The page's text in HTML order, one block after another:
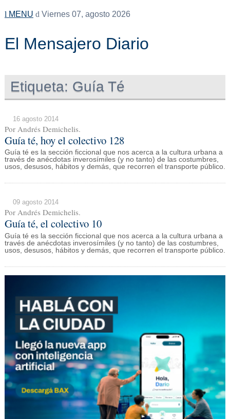
MENU Viernes 07, agosto 2026
El Mensajero Diario
Etiqueta: Guía Té
16 agosto 2014
Por Andrés Demichelis.
Guía té, hoy el colectivo 128
Guía té es la sección ficcional que nos acerca a la cultura urbana a
través de anécdotas inverosímiles (y no tanto) de las costumbres,
usos, desusos, hábitos y demás, que recorren el transporte público.
09 agosto 2014
Por Andrés Demichelis.
Guía té, el colectivo 10
Guía té es la sección ficcional que nos acerca a la cultura urbana a
través de anécdotas inverosímiles (y no tanto) de las costumbres,
usos, desusos, hábitos y demás, que recorren el transporte público.